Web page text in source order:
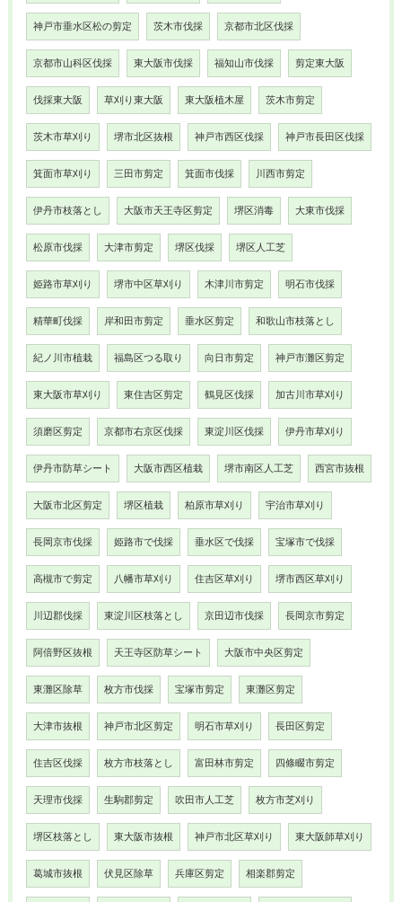
神戸市垂水区松の剪定 茨木市伐採 京都市北区伐採
京都市山科区伐採 東大阪市伐採 福知山市伐採 剪定東大阪
伐採東大阪 草刈り東大阪 東大阪植木屋 茨木市剪定
茨木市草刈り 堺市北区抜根 神戸市西区伐採 神戸市長田区伐採
箕面市草刈り 三田市剪定 箕面市伐採 川西市剪定
伊丹市枝落とし 大阪市天王寺区剪定 堺区消毒 大東市伐採
松原市伐採 大津市剪定 堺区伐採 堺区人工芝
姫路市草刈り 堺市中区草刈り 木津川市剪定 明石市伐採
精華町伐採 岸和田市剪定 垂水区剪定 和歌山市枝落とし
紀ノ川市植栽 福島区つる取り 向日市剪定 神戸市灘区剪定
東大阪市草刈り 東住吉区剪定 鶴見区伐採 加古川市草刈り
須磨区剪定 京都市右京区伐採 東淀川区伐採 伊丹市草刈り
伊丹市防草シート 大阪市西区植栽 堺市南区人工芝 西宮市抜根
大阪市北区剪定 堺区植栽 柏原市草刈り 宇治市草刈り
長岡京市伐採 姫路市で伐採 垂水区で伐採 宝塚市で伐採
高槻市で剪定 八幡市草刈り 住吉区草刈り 堺市西区草刈り
川辺郡伐採 東淀川区枝落とし 京田辺市伐採 長岡京市剪定
阿倍野区抜根 天王寺区防草シート 大阪市中央区剪定
東灘区除草 枚方市伐採 宝塚市剪定 東灘区剪定
大津市抜根 神戸市北区剪定 明石市草刈り 長田区剪定
住吉区伐採 枚方市枝落とし 富田林市剪定 四條畷市剪定
天理市伐採 生駒郡剪定 吹田市人工芝 枚方市芝刈り
堺区枝落とし 東大阪市抜根 神戸市北区草刈り 東大阪師草刈り
葛城市抜根 伏見区除草 兵庫区剪定 相楽郡剪定